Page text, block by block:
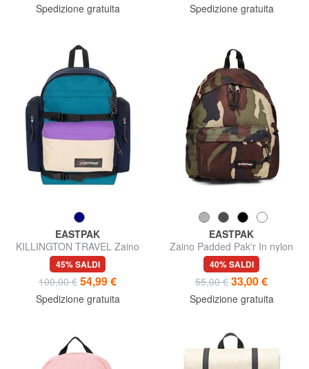
Spedizione gratuita Spedizione gratuita
EASTPAK
KILLINGTON TRAVEL Zaino
multitasche
45% SALDI
100,00 € 54,99 €
Spedizione gratuita
EASTPAK
Zaino Padded Pak'r In nylon
40% SALDI
55,00 € 33,00 €
Spedizione gratuita